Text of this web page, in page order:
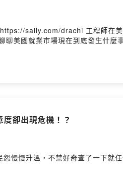
國就是人生勝利組 現實可能比
美國就業市場現在到底發生什麼
卻出現危機！？
慢慢升溫，不禁好奇查了一下就